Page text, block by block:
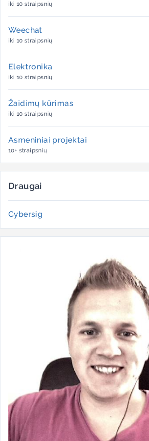
iki 10 straipsnių
Weechat
iki 10 straipsnių
Elektronika
iki 10 straipsnių
Žaidimų kūrimas
iki 10 straipsnių
Asmeniniai projektai
10+ straipsnių
Draugai
Cybersig